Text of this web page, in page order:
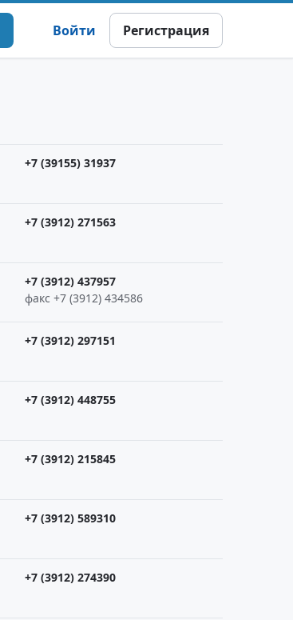
Войти Регистрация
+7 (39155) 31937
+7 (3912) 271563
+7 (3912) 437957
факс +7 (3912) 434586
+7 (3912) 297151
+7 (3912) 448755
+7 (3912) 215845
+7 (3912) 589310
+7 (3912) 274390